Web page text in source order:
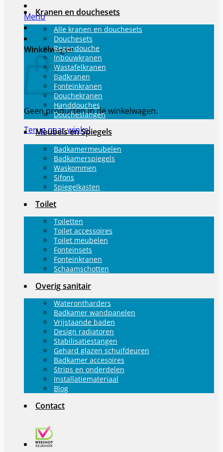
Menu
Winkelwagen
Geen producten in de winkelwagen.
Terug naar winkel
Kranen en douchesets
Alle kranen en douchesets
Douchesets
Regendouche
Inbouwkranen
Wastafelkranen
Badkranen
Fonteinkranen
Douchekranen
Handdouches
Doucheslangen
Meubels en Spiegels
Badkamermeubelen
Badkamerspiegels
Waskommen
Sifons
Spiegelkasten
Toilet
Toiletten
Toilet accessoires
Toilet meubelen
Fonteinsets
Fonteinkranen
Schaamschotten
Overig sanitair
Waterontharders
Badkamer wandpanelen
Vrijstaande baden
Design radiatoren
Stabilisatiestangen
Gehard glazen schuifdeuren
Badkamer accesoires
Strips en onderdelen
Installatiemateriaal
Blog
Contact